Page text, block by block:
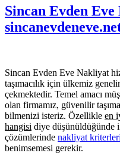
Sincan Evden
Sincan Evden Eve Nakliyat
taşımacılık için ülkemiz
çekmektedir. Temel amacı
olan firmamız, güvenilir
bilmenizi isteriz. Özellikle en
hangisi diye düşünüldüğünde
çözümlerinde nakliyat
benimsemesi gerekir.